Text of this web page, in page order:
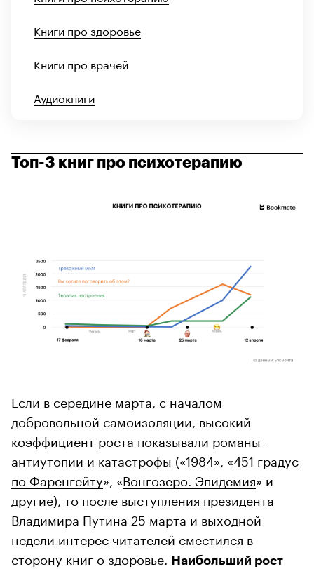
Книги про здоровье
Книги про врачей
Аудиокниги
Топ-3 книг про психотерапию
Если в середине марта, с началом
добровольной самоизоляции, высокий
коэффициент роста показывали романы-
антиутопии и катастрофы («1984», «451 градус
по Фаренгейту», «Вонгозеро. Эпидемия» и
другие), то после выступления президента
Владимира Путина 25 марта и выходной
недели интерес читателей сместился в
сторону книг о здоровье.
Наибольший рост